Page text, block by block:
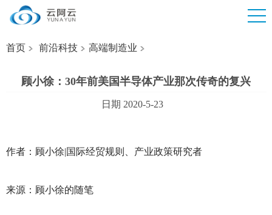
首页 前沿科技 高端制造业
顾小徐：30年前美国半导体产业那次传奇的复兴
日期 2020-5-23
作者：顾小徐|国际经贸规则、产业政策研究者
来源：顾小徐的随笔